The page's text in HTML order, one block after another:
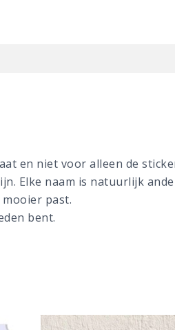
en niet voor alleen de
Elke naam is natuurlijk
past.
bent.